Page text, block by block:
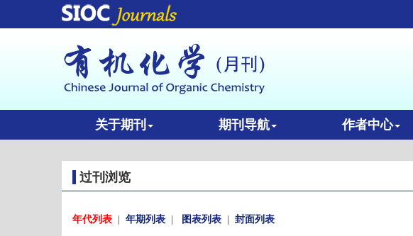
关于期刊 期刊导航 作者中心
过刊浏览
年代列表 年期列表 图表列表 封面列表